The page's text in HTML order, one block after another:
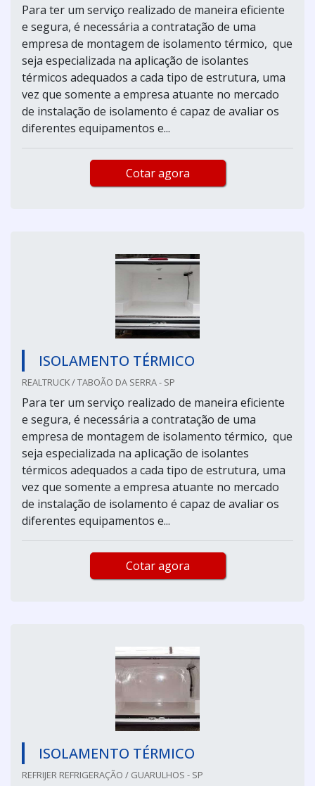
Para ter um serviço realizado de maneira eficiente
e segura, é necessária a contratação de uma
empresa de montagem de isolamento térmico, que
seja especializada na aplicação de isolantes
térmicos adequados a cada tipo de estrutura, uma
vez que somente a empresa atuante no mercado
de instalação de isolamento é capaz de avaliar os
diferentes equipamentos e...
Cotar agora
ISOLAMENTO TÉRMICO
REALTRUCK / TABOÃO DA SERRA - SP
Para ter um serviço realizado de maneira eficiente
e segura, é necessária a contratação de uma
empresa de montagem de isolamento térmico, que
seja especializada na aplicação de isolantes
térmicos adequados a cada tipo de estrutura, uma
vez que somente a empresa atuante no mercado
de instalação de isolamento é capaz de avaliar os
diferentes equipamentos e...
Cotar agora
ISOLAMENTO TÉRMICO
REFRIJER REFRIGERAÇÃO / GUARULHOS - SP